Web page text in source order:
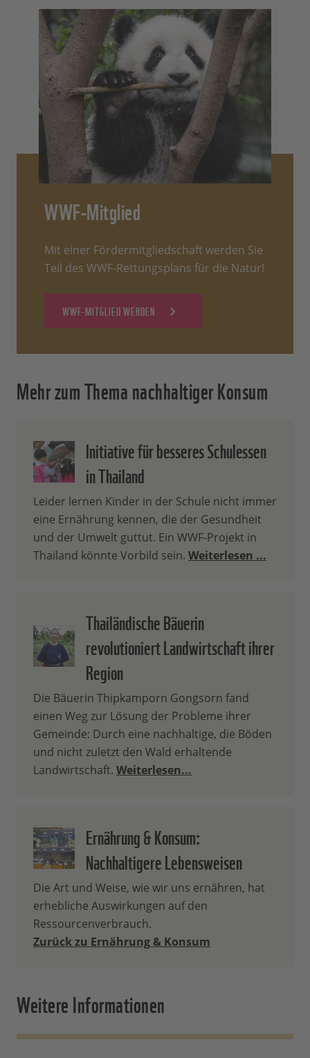
WWF-Mitglied
Mit einer Fördermitgliedschaft werden Sie
Teil des WWF-Rettungsplans für die Natur!
WWF-MITGLIED WERDEN
Mehr zum Thema nachhaltiger Konsum
Initiative für besseres Schulessen
in Thailand
Leider lernen Kinder in der Schule nicht immer
eine Ernährung kennen, die der Gesundheit
und der Umwelt guttut. Ein WWF-Projekt in
Thailand könnte Vorbild sein. Weiterlesen ...
Thailändische Bäuerin
revolutioniert Landwirtschaft ihrer
Region
Die Bäuerin Thipkamporn Gongsorn fand
einen Weg zur Lösung der Probleme ihrer
Gemeinde: Durch eine nachhaltige, die Böden
und nicht zuletzt den Wald erhaltende
Landwirtschaft. Weiterlesen...
Ernährung & Konsum:
Nachhaltigere Lebensweisen
Die Art und Weise, wie wir uns ernähren, hat
erhebliche Auswirkungen auf den
Ressourcenverbrauch.
Zurück zu Ernährung & Konsum
Weitere Informationen